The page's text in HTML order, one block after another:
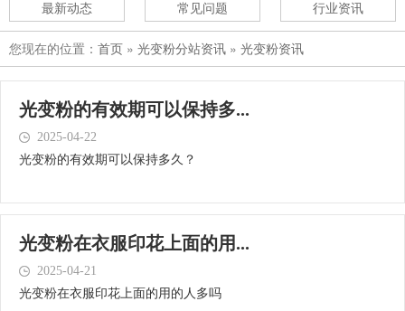
最新动态 常见问题 行业资讯
您现在的位置： 首页 » 光变粉分站资讯 » 光变粉资讯
光变粉的有效期可以保持多...
2025-04-22
光变粉的有效期可以保持多久？
光变粉在衣服印花上面的用...
2025-04-21
光变粉在衣服印花上面的用的人多吗